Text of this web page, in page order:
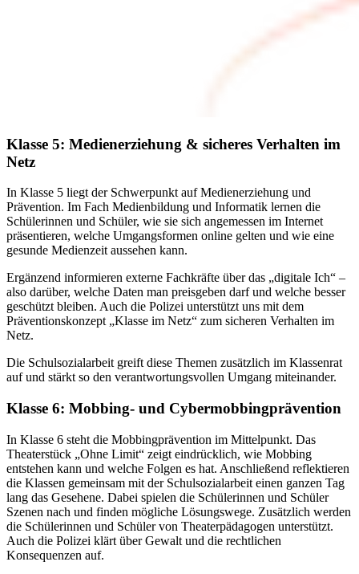
Klasse 5: Medienerziehung & sicheres Verhalten im
Netz
In Klasse 5 liegt der Schwerpunkt auf Medienerziehung und
Prävention. Im Fach Medienbildung und Informatik lernen die
Schülerinnen und Schüler, wie sie sich angemessen im Internet
präsentieren, welche Umgangsformen online gelten und wie eine
gesunde Medienzeit aussehen kann.
Ergänzend informieren externe Fachkräfte über das „digitale Ich“ –
also darüber, welche Daten man preisgeben darf und welche besser
geschützt bleiben. Auch die Polizei unterstützt uns mit dem
Präventionskonzept „Klasse im Netz“ zum sicheren Verhalten im
Netz.
Die Schulsozialarbeit greift diese Themen zusätzlich im Klassenrat
auf und stärkt so den verantwortungsvollen Umgang miteinander.
Klasse 6: Mobbing- und Cybermobbingprävention
In Klasse 6 steht die Mobbingprävention im Mittelpunkt. Das
Theaterstück „Ohne Limit“ zeigt eindrücklich, wie Mobbing
entstehen kann und welche Folgen es hat. Anschließend reflektieren
die Klassen gemeinsam mit der Schulsozialarbeit einen ganzen Tag
lang das Gesehene. Dabei spielen die Schülerinnen und Schüler
Szenen nach und finden mögliche Lösungswege. Zusätzlich werden
die Schülerinnen und Schüler von Theaterpädagogen unterstützt.
Auch die Polizei klärt über Gewalt und die rechtlichen
Konsequenzen auf.